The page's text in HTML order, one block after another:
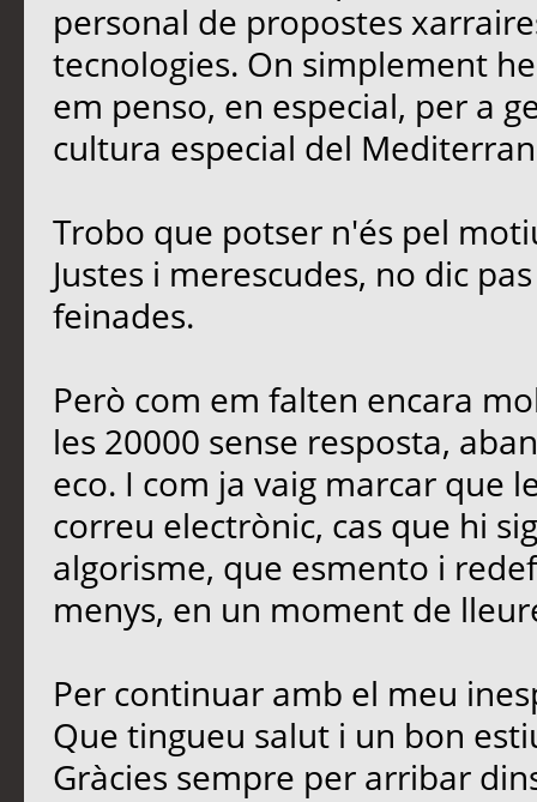
personal de propostes
tecnologies. On simplement
em penso, en especial, per a
cultura especial del
Trobo que potser n'és pel
Justes i merescudes, no dic
feinades.
Però com em falten encara
les 20000 sense resposta,
eco. I com ja vaig marcar que
correu electrònic, cas que hi
algorisme, que esmento i
menys, en un moment de
Per continuar amb el meu
Que tingueu salut i un bon
Gràcies sempre per arribar